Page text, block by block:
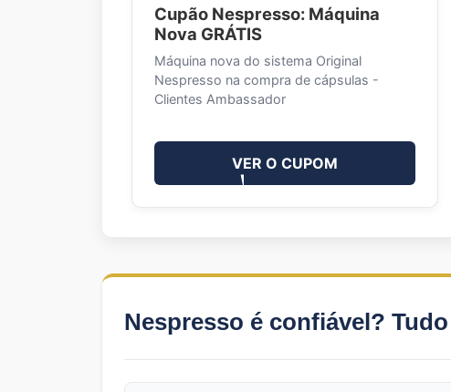
Cupão Nespresso: Máquina
Nova GRÁTIS
Máquina nova do sistema Original
Nespresso na compra de cápsulas -
Clientes Ambassador
VER O CUPOM
Nespresso é confiável?